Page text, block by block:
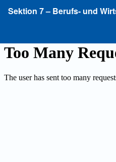
Artikeldetails
Sektion 7 – Berufs- und